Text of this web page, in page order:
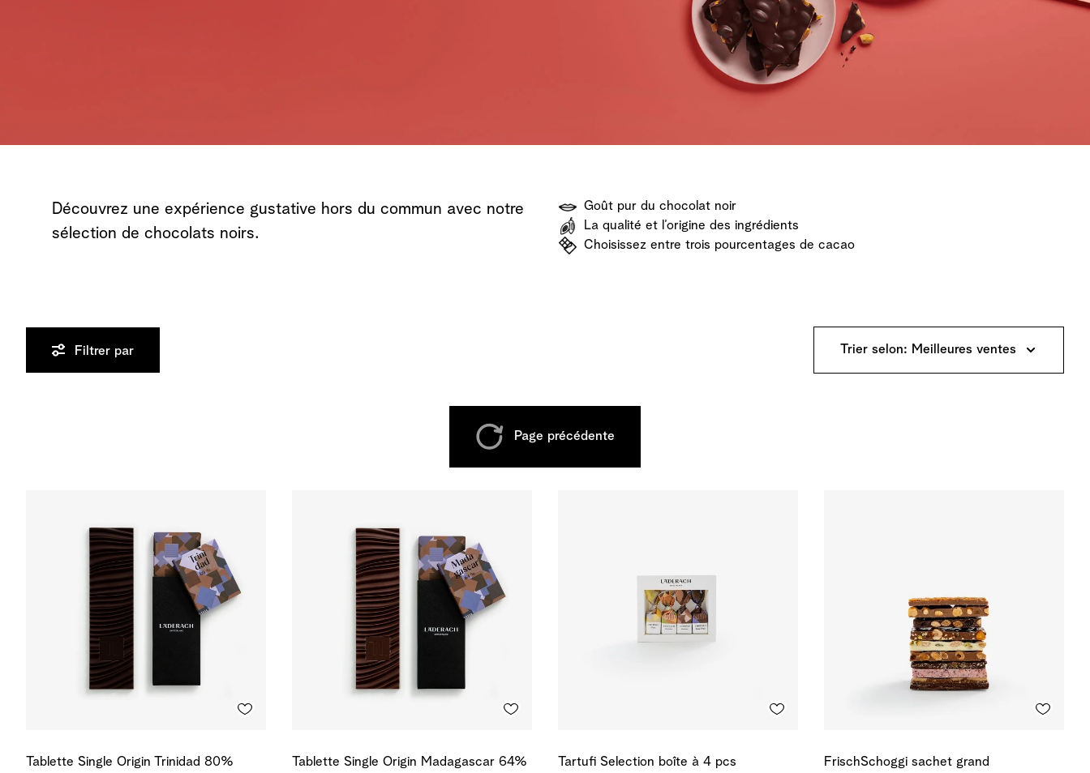
Découvrez une expérience gustative hors du commun avec notre
sélection de chocolats noirs.
Goût pur du chocolat noir
La qualité et l’origine des ingrédients
Choisissez entre trois pourcentages de cacao
Filtrer par Trier selon: Meilleures ventes
Page précédente
Tablette Single Origin Trinidad 80% Tablette Single Origin Madagascar 64% Tartufi Selection boîte à 4 pcs FrischSchoggi sachet grand